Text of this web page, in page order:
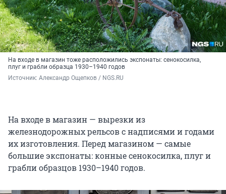
На входе в магазин тоже расположились экспонаты: сенокосилка,
плуг и грабли образца 1930–1940 годов
Источник: Александр Ощепков / NGS.RU
На входе в магазин — вырезки из
железнодорожных рельсов с надписями и годами
их изготовления. Перед магазином — самые
большие экспонаты: конные сенокосилка, плуг и
грабли образцов 1930–1940 годов.